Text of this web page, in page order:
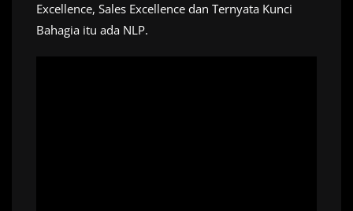
Excellence, Sales Excellence dan Ternyata Kunci
Bahagia itu ada NLP.